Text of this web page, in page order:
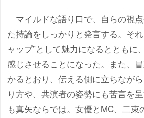
マイルドな語り口で、自らの視
た持論をしっかりと発言する。そ
ャップ”として魅力になるとともに
感じさせることになった。また、
かるとおり、伝える側に立ちなが
り方や、共演者の姿勢にも苦言を
も真矢ならでは。女優とMC、二束